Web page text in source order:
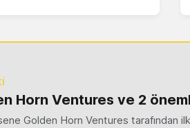
Horn Ventures ve 2
Golden Horn Ventures tarafından